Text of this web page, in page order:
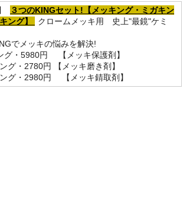
３つのKINGセット!【メッキング・ミガキン
ング】
クロームメッキ用 史上"最鏡"ケミ
でメッキの悩みを解決!
グ・5980円 【メッキ保護剤】
グ・2780円 【メッキ磨き剤】
グ・2980円 【メッキ錆取剤】